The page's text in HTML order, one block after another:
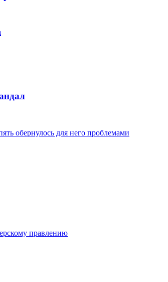
обернулось для него проблемами
правлению